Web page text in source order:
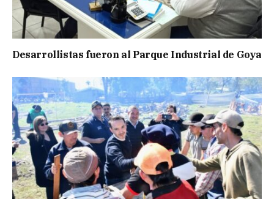
Desarrollistas fueron al Parque Industrial de Goya